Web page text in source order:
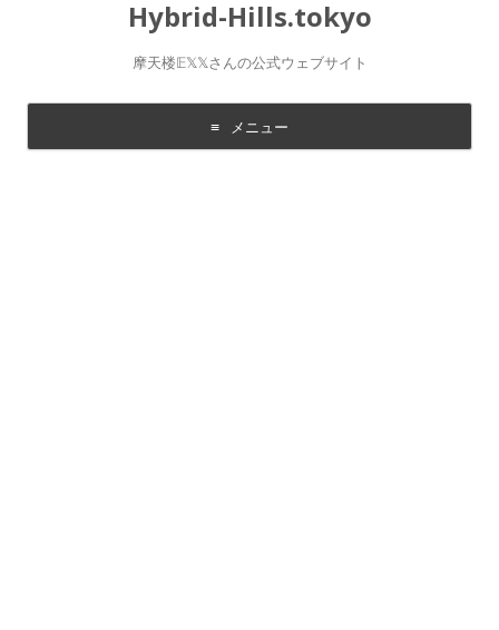
Hybrid-Hills.tokyo
摩天楼𝔼𝕏𝕏さんの公式ウェブサイト
メニュー
コ